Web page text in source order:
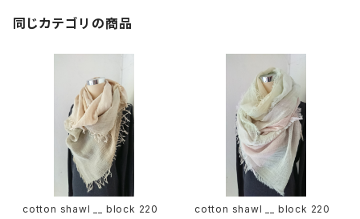
同じカテゴリの商品
cotton shawl __ block 220 cotton shawl __ block 220